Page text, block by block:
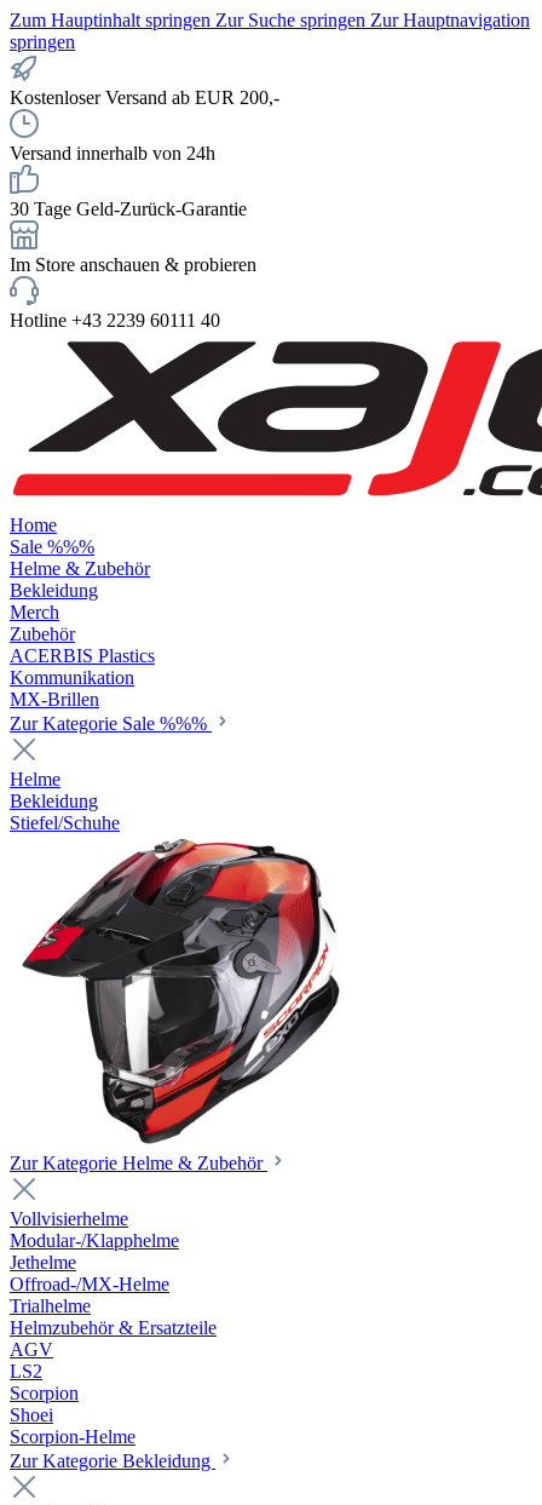
Zum Hauptinhalt springen Zur Suche springen Zur Hauptnavigation
springen
Kostenloser Versand ab EUR 200,-
Versand innerhalb von 24h
30 Tage Geld-Zurück-Garantie
Im Store anschauen & probieren
Hotline +43 2239 60111 40
Home
Sale %%%
Helme & Zubehör
Bekleidung
Merch
Zubehör
ACERBIS Plastics
Kommunikation
MX-Brillen
Zur Kategorie Sale %%%
Helme
Bekleidung
Stiefel/Schuhe
Zur Kategorie Helme & Zubehör
Vollvisierhelme
Modular-/Klapphelme
Jethelme
Offroad-/MX-Helme
Trialhelme
Helmzubehör & Ersatzteile
AGV
LS2
Scorpion
Shoei
Scorpion-Helme
Zur Kategorie Bekleidung